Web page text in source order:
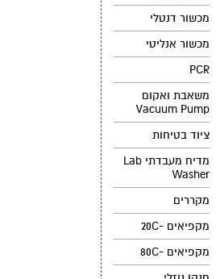
מכשור דנטלי
מכשור אנליטי
PCR
משאבת ואקום
Vacuum Pump
ציוד בטיחות
מדיח מעבדתי Lab
Washer
מקררים
מקפיאים -20C
מקפיאים -80C